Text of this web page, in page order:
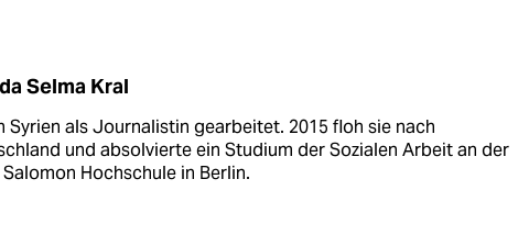
Selma Kral
Syrien als Journalistin gearbeitet. 2015 floh sie nach
und absolvierte ein Studium der Sozialen Arbeit an der
Hochschule in Berlin.